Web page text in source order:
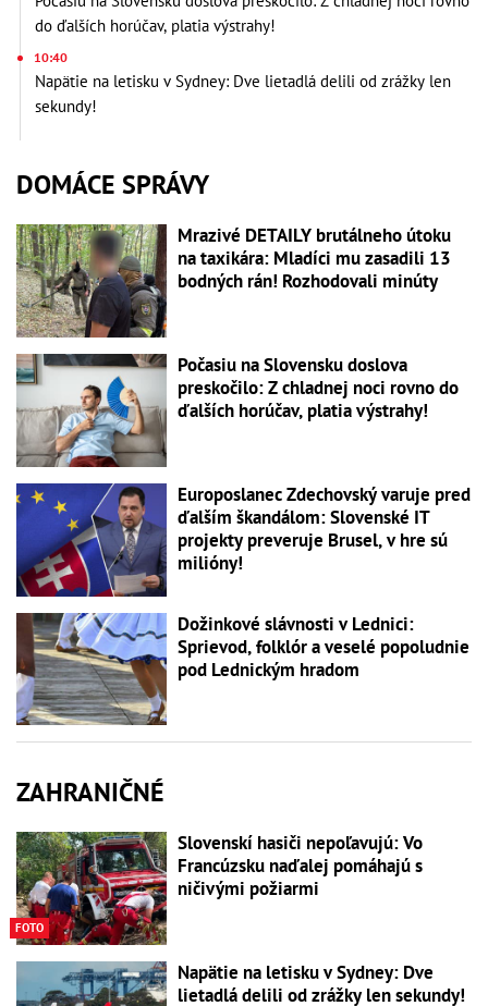
do ďalších horúčav, platia výstrahy!
10:40
Napätie na letisku v Sydney: Dve lietadlá delili od zrážky len
sekundy!
DOMÁCE SPRÁVY
Mrazivé DETAILY brutálneho útoku
na taxikára: Mladíci mu zasadili 13
bodných rán! Rozhodovali minúty
Počasiu na Slovensku doslova
preskočilo: Z chladnej noci rovno do
ďalších horúčav, platia výstrahy!
Europoslanec Zdechovský varuje pred
ďalším škandálom: Slovenské IT
projekty preveruje Brusel, v hre sú
milióny!
Dožinkové slávnosti v Lednici:
Sprievod, folklór a veselé popoludnie
pod Lednickým hradom
ZAHRANIČNÉ
FOTO
Slovenskí hasiči nepoľavujú: Vo
Francúzsku naďalej pomáhajú s
ničivými požiarmi
Napätie na letisku v Sydney: Dve
lietadlá delili od zrážky len sekundy!